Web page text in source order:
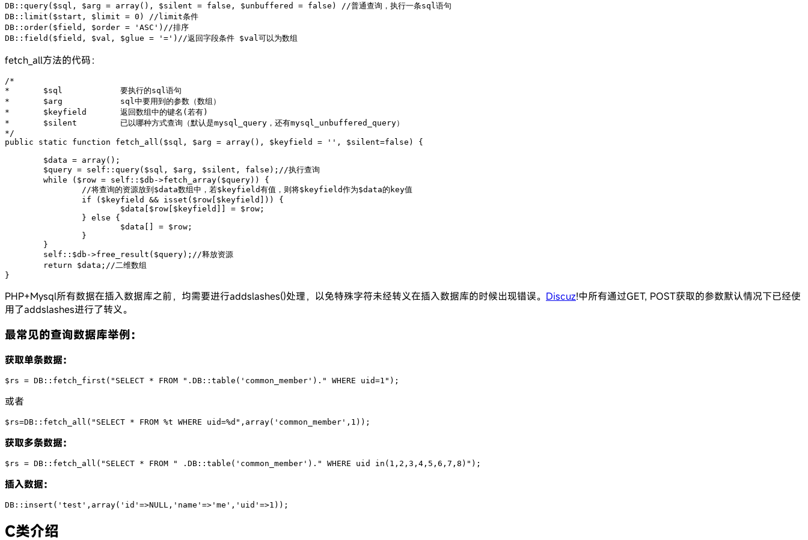
DB::query($sql, $arg = array(), $silent = false, $unbuffered = false) //普通查询，执行一条sql语句
DB::limit($start, $limit = 0) //limit条件
DB::order($field, $order = 'ASC')//排序
DB::field($field, $val, $glue = '=')//返回字段条件 $val可以为数组
fetch_all方法的代码：
/*
*	$sql		要执行的sql语句
*	$arg		sql中要用到的参数（数组）
*	$keyfield	返回数组中的键名(若有)
*	$silent		已以哪种方式查询（默认是mysql_query，还有mysql_unbuffered_query）
*/
public static function fetch_all($sql, $arg = array(), $keyfield = '', $silent=false) {
}
PHP+Mysql所有数据在插入数据库之前，均需要进行addslashes()处理，以免特殊字符未经转义在插入数据库的时候出现错误。 Discuz!中所有通过GET, POST获取的参数默认情况下已经使
用了addslashes进行了转义。
最常见的查询数据库举例：
获取单条数据：
$rs = DB::fetch_first("SELECT * FROM ".DB::table('common_member')." WHERE uid=1");
或者
$rs=DB::fetch_all("SELECT * FROM %t WHERE uid=%d",array('common_member',1));
获取多条数据：
$rs = DB::fetch_all("SELECT * FROM " .DB::table('common_member')." WHERE uid in(1,2,3,4,5,6,7,8)");
插入数据：
DB::insert('test',array('id'=>NULL,'name'=>'me','uid'=>1));
C类介绍